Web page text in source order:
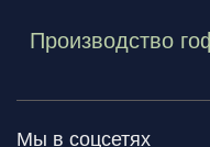
Производство
Мы в соцсетях